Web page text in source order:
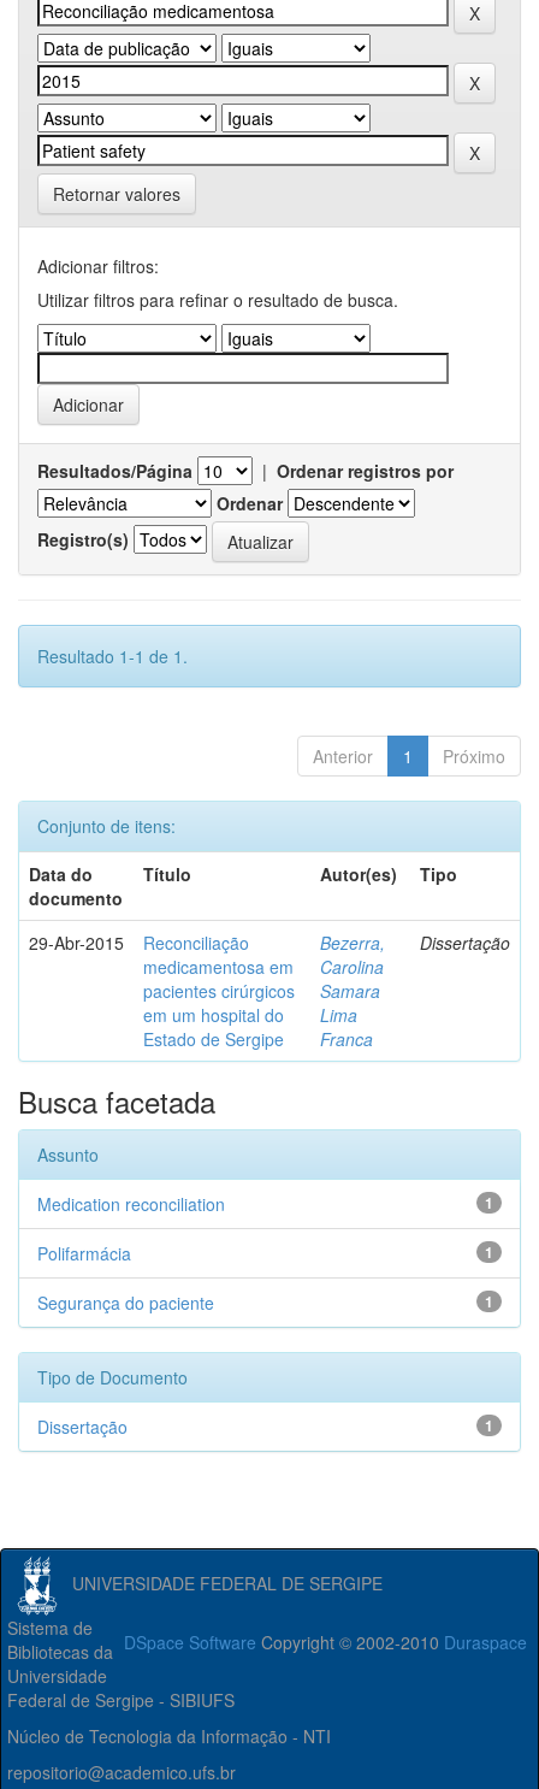
Retornar valores
Adicionar filtros:
Utilizar filtros para refinar o resultado de busca.
Resultados/Página | Ordenar registros por
Ordenar
Registro(s)
Resultado 1-1 de 1.
Anterior 1 Próximo
Conjunto de itens:
Data do
documento
Título Autor(es) Tipo
29-Abr-2015
Reconciliação
medicamentosa em
pacientes cirúrgicos
em um hospital do
Estado de Sergipe
Bezerra,
Carolina
Samara
Lima
Franca
Dissertação
Busca facetada
Assunto
1
Medication reconciliation
1
Polifarmácia
1
Segurança do paciente
Tipo de Documento
1
Dissertação
UNIVERSIDADE FEDERAL DE SERGIPE
DSpace Software Copyright © 2002-2010 Duraspace
Sistema de
Bibliotecas da
Universidade
Federal de Sergipe - SIBIUFS
Núcleo de Tecnologia da Informação - NTI
repositorio@academico.ufs.br